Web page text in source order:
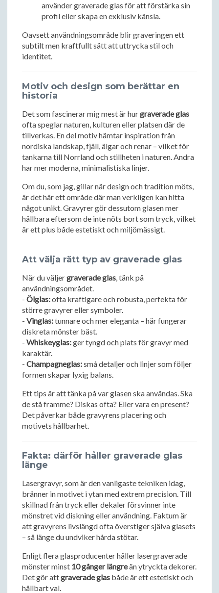
använder graverade glas för att förstärka sin
profil eller skapa en exklusiv känsla.
Oavsett användningsområde blir graveringen ett
subtilt men kraftfullt sätt att uttrycka stil och
identitet.
Motiv och design som berättar en
historia
Det som fascinerar mig mest är hurgraverade glas
ofta speglar naturen, kulturen eller platsen där de
tillverkas. En del motiv hämtar inspiration från
nordiska landskap, fjäll, älgar och renar – vilket för
tankarna till Norrland och stillheten i naturen. Andra
har mer moderna, minimalistiska linjer.
Om du, som jag, gillar när design och tradition möts,
är det här ett område där man verkligen kan hitta
något unikt. Gravyrer gör dessutom glasen mer
hållbara eftersom de inte nöts bort som tryck, vilket
är ett plus både estetiskt och miljömässigt.
Att välja rätt typ av graverade glas
När du väljergraverade glas, tänk på
användningsområdet.
- Ölglas:ofta kraftigare och robusta, perfekta för
större gravyrer eller symboler.
- Vinglas:tunnare och mer eleganta – här fungerar
diskreta mönster bäst.
- Whiskeyglas:ger tyngd och plats för gravyr med
karaktär.
- Champagneglas:små detaljer och linjer som följer
formen skapar lyxig balans.
Ett tips är att tänka på var glasen ska användas. Ska
de stå framme? Diskas ofta? Eller vara en present?
Det påverkar både gravyrens placering och
motivets hållbarhet.
Fakta: därför håller graverade glas
länge
Lasergravyr, som är den vanligaste tekniken idag,
bränner in motivet i ytan med extrem precision. Till
skillnad från tryck eller dekaler försvinner inte
mönstret vid diskning eller användning. Faktum är
att gravyrens livslängd ofta överstiger själva glasets
– så länge du undviker hårda stötar.
Enligt flera glasproducenter håller lasergraverade
mönster minst 10 gånger längreän ytryckta dekorer.
Det gör attgraverade glas både är ett estetiskt och
hållbart val.